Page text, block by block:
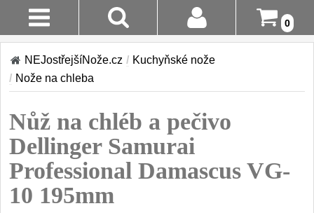
0
Stav
Objednávky
Registrace
Doručení A
Platba
Akce!
Kuchyňské nože
Sady kuchyňských nožů
Šéfkuchařské nože
Univerzální nože
NEJostřejšíNože.cz / Kuchyňské nože
/ Nože na chleba
Nůž na chléb a pečivo
Dellinger Samurai
Professional Damascus VG-
10 195mm